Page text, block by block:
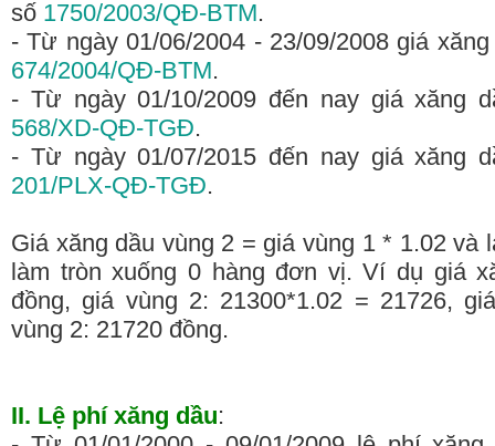
số 1750/2003/QĐ-BTM.
- Từ ngày 01/06/2004 - 23/09/2008 giá
674/2004/QĐ-BTM.
- Từ ngày 01/10/2009 đến nay giá xăng
568/XD-QĐ-TGĐ.
- Từ ngày 01/07/2015 đến nay giá xăng
201/PLX-QĐ-TGĐ.
Giá xăng dầu vùng 2 = giá vùng 1 * 1.02 và
làm tròn xuống 0 hàng đơn vị. Ví dụ giá
đồng, giá vùng 2: 21300*1.02 = 21726,
vùng 2: 21720 đồng.
II. Lệ phí xăng dầu: